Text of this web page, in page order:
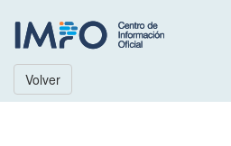
Volver